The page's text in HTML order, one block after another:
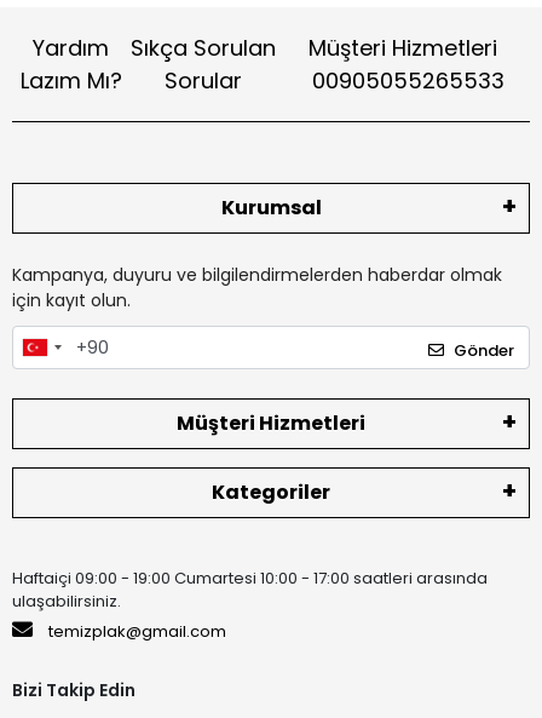
Yardım
Lazım Mı?
Sıkça Sorulan
Sorular
Müşteri Hizmetleri
00905055265533
Kurumsal
Kampanya, duyuru ve bilgilendirmelerden haberdar olmak
için kayıt olun.
Gönder
Müşteri Hizmetleri
Kategoriler
Haftaiçi 09:00 - 19:00 Cumartesi 10:00 - 17:00 saatleri arasında
ulaşabilirsiniz.
temizplak@gmail.com
Bizi Takip Edin